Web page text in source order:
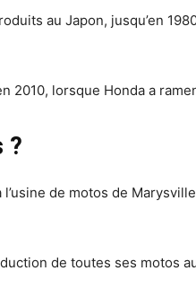
au Japon, jusqu’en
2010, lorsque Honda a
?
de motos de
de toutes ses motos